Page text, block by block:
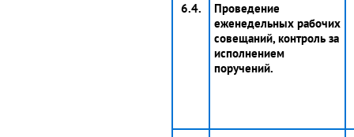
6.4.
Проведение
еженедельных рабочих
совещаний, контроль за
исполнением
поручений.